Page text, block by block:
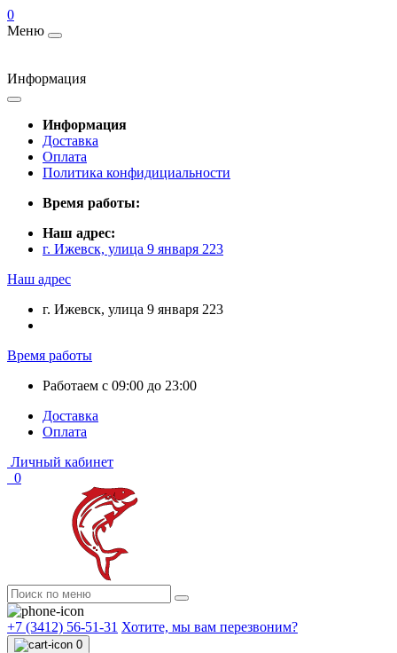
0
Меню
Информация
Информация
Доставка
Оплата
Политика конфидициальности
Время работы:
Наш адрес:
г. Ижевск, улица 9 января 223
Наш адрес
г. Ижевск, улица 9 января 223
Время работы
Работаем с 09:00 до 23:00
Доставка
Оплата
Личный кабинет
0
+7 (3412) 56-51-31 Хотите, мы вам перезвоним?
0